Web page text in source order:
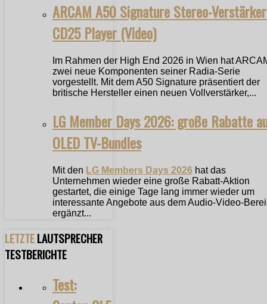
ARCAM A50 Signature Stereo-
CD25 Player (Video)
Im Rahmen der High End 2026 in Wien hat
zwei neue Komponenten seiner Radia-Serie
vorgestellt. Mit dem A50 Signature präsentiert der
britische Hersteller einen neuen Vollverstärker,...
LG Member Days 2026: große Rabatte
OLED TV-Bundles
Mit den LG Members Days 2026 hat das
Unternehmen wieder eine große Rabatt-Aktion
gestartet, die einige Tage lang immer wieder um
interessante Angebote aus dem Audio-Video-
ergänzt...
LETZTELAUTSPRECHER
TESTBERICHTE
Test: